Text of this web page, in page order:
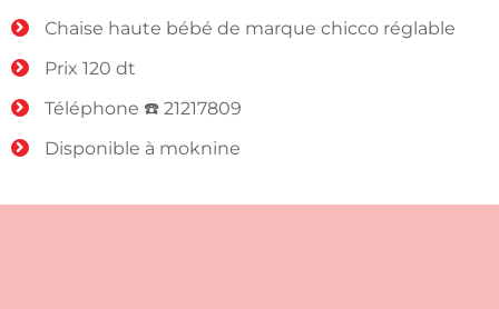
Chaise haute bébé de marque chicco réglable
Prix 120 dt
Téléphone ☎️ 21217809
Disponible à moknine